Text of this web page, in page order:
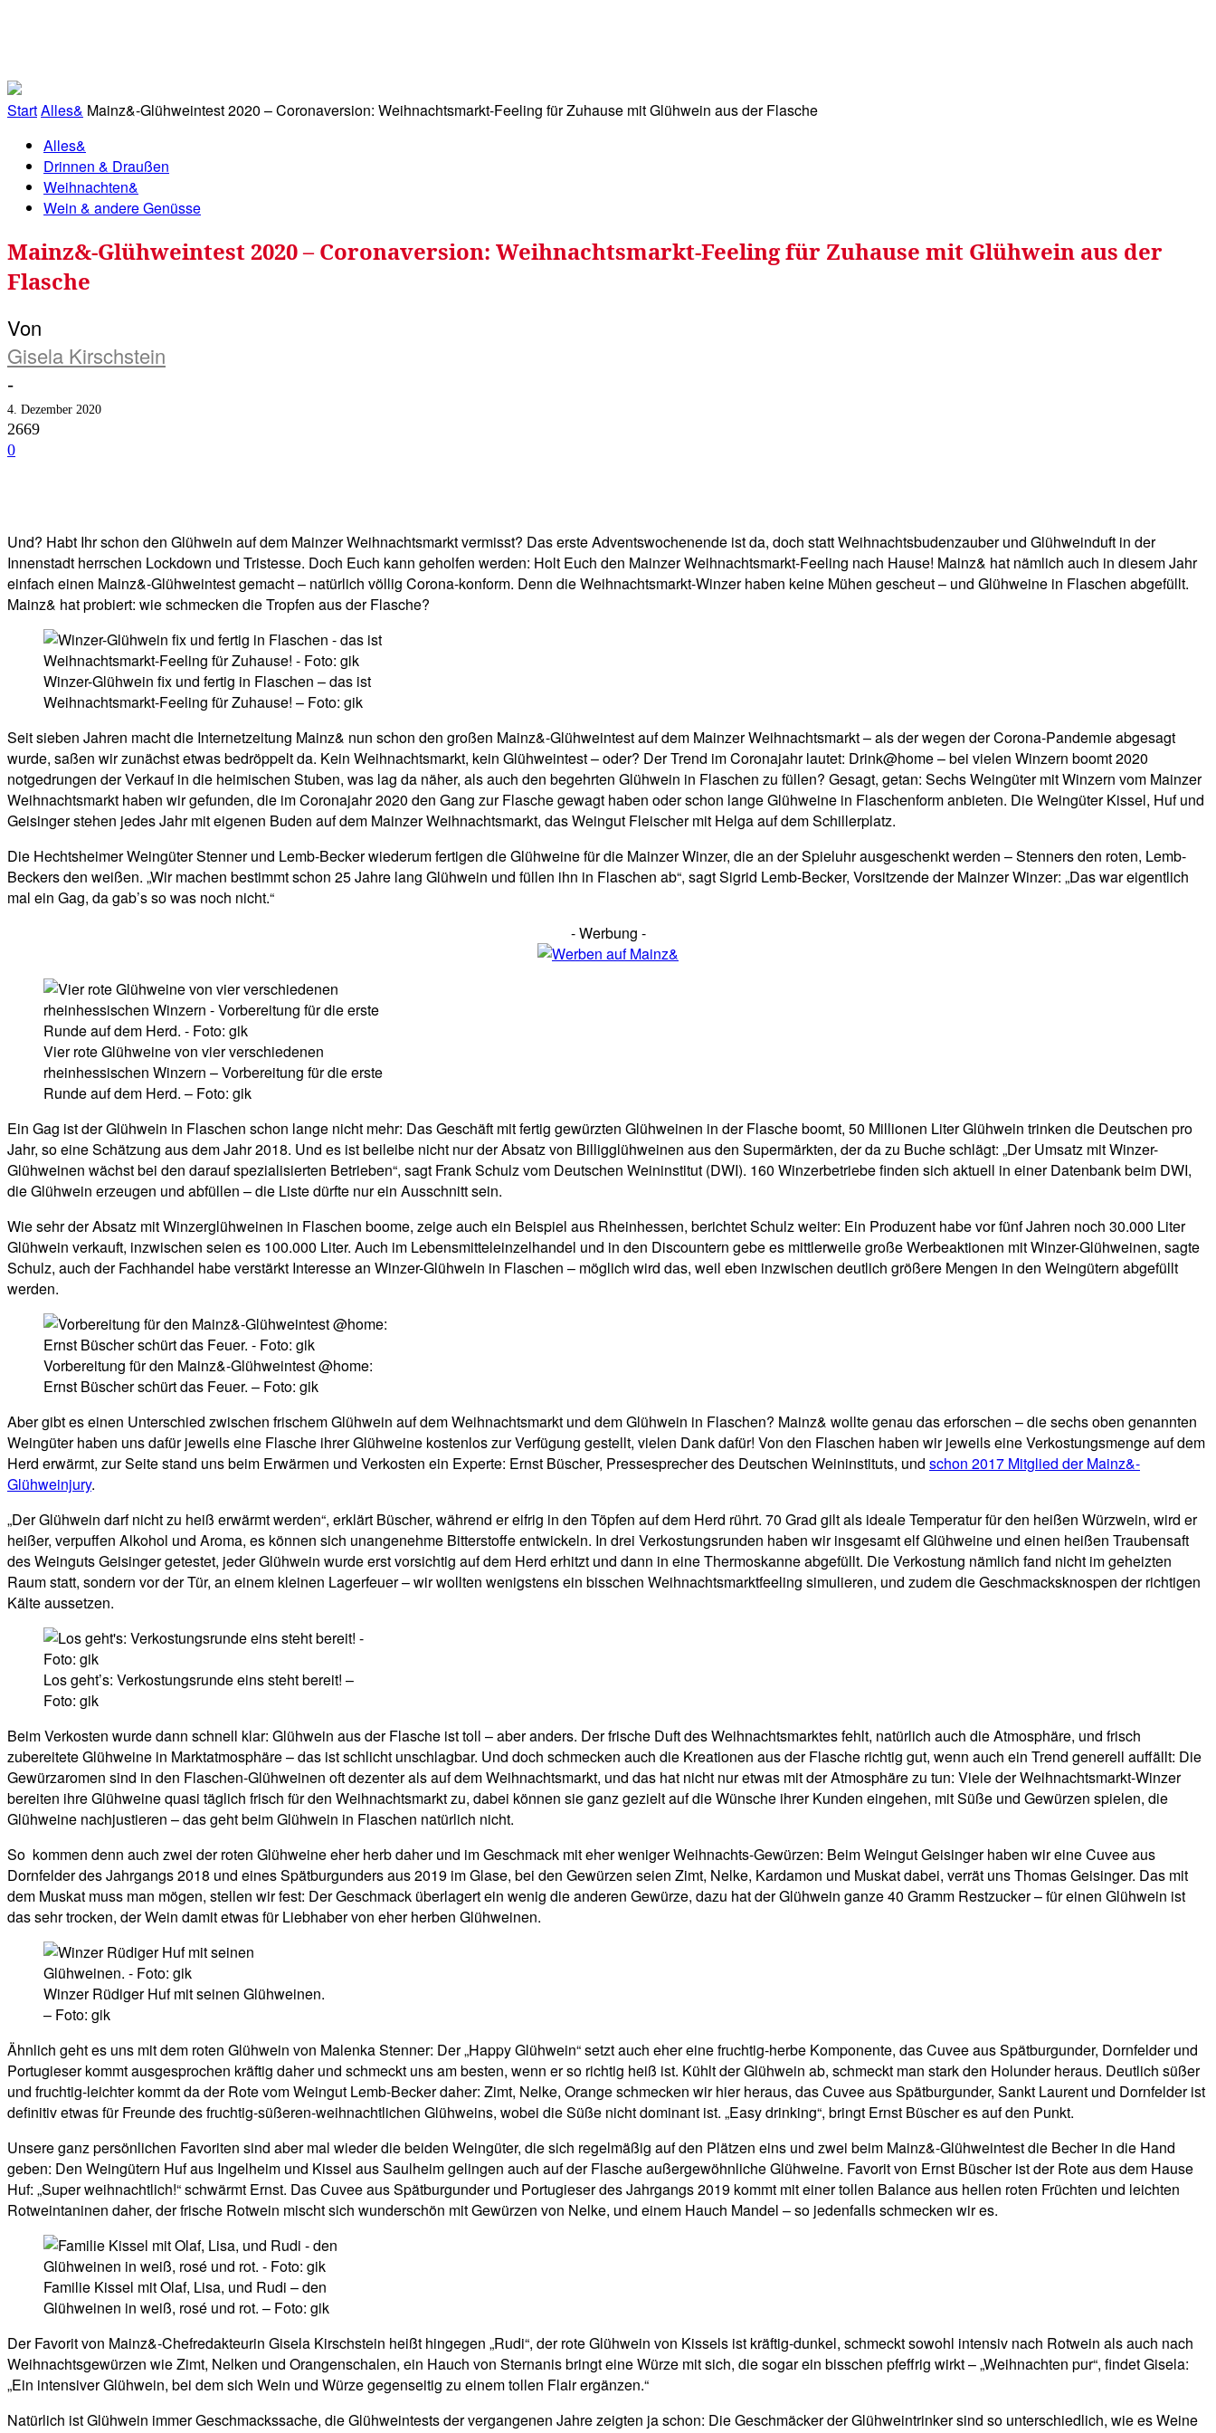
StartAlles& Mainz&-Glühweintest 2020 – Coronaversion: Weihnachtsmarkt-Feeling für Zuhause mit Glühwein aus der Flasche
Alles&
Drinnen & Draußen
Weihnachten&
Wein & andere Genüsse
Mainz&-Glühweintest 2020 – Coronaversion: Weihnachtsmarkt-Feeling für Zuhause mit Glühwein aus der
Flasche
Von
Gisela Kirschstein
-
4. Dezember 2020
2669
0
Und? Habt Ihr schon den Glühwein auf dem Mainzer Weihnachtsmarkt vermisst? Das erste Adventswochenende ist da, doch statt Weihnachtsbudenzauber und Glühweinduft in der
Innenstadt herrschen Lockdown und Tristesse. Doch Euch kann geholfen werden: Holt Euch den Mainzer Weihnachtsmarkt-Feeling nach Hause! Mainz& hat nämlich auch in diesem Jahr
einfach einen Mainz&-Glühweintest gemacht – natürlich völlig Corona-konform. Denn die Weihnachtsmarkt-Winzer haben keine Mühen gescheut – und Glühweine in Flaschen abgefüllt.
Mainz& hat probiert: wie schmecken die Tropfen aus der Flasche?
Winzer-Glühwein fix und fertig in Flaschen – das ist
Weihnachtsmarkt-Feeling für Zuhause! – Foto: gik
Seit sieben Jahren macht die Internetzeitung Mainz& nun schon den großen Mainz&-Glühweintest auf dem Mainzer Weihnachtsmarkt – als der wegen der Corona-Pandemie abgesagt
wurde, saßen wir zunächst etwas bedröppelt da. Kein Weihnachtsmarkt, kein Glühweintest – oder? Der Trend im Coronajahr lautet: Drink@home – bei vielen Winzern boomt 2020
notgedrungen der Verkauf in die heimischen Stuben, was lag da näher, als auch den begehrten Glühwein in Flaschen zu füllen? Gesagt, getan: Sechs Weingüter mit Winzern vom Mainzer
Weihnachtsmarkt haben wir gefunden, die im Coronajahr 2020 den Gang zur Flasche gewagt haben oder schon lange Glühweine in Flaschenform anbieten. Die Weingüter Kissel, Huf und
Geisinger stehen jedes Jahr mit eigenen Buden auf dem Mainzer Weihnachtsmarkt, das Weingut Fleischer mit Helga auf dem Schillerplatz.
Die Hechtsheimer Weingüter Stenner und Lemb-Becker wiederum fertigen die Glühweine für die Mainzer Winzer, die an der Spieluhr ausgeschenkt werden – Stenners den roten, Lemb-
Beckers den weißen. „Wir machen bestimmt schon 25 Jahre lang Glühwein und füllen ihn in Flaschen ab“, sagt Sigrid Lemb-Becker, Vorsitzende der Mainzer Winzer: „Das war eigentlich
mal ein Gag, da gab’s so was noch nicht.“
- Werbung -
Vier rote Glühweine von vier verschiedenen
rheinhessischen Winzern – Vorbereitung für die erste
Runde auf dem Herd. – Foto: gik
Ein Gag ist der Glühwein in Flaschen schon lange nicht mehr: Das Geschäft mit fertig gewürzten Glühweinen in der Flasche boomt, 50 Millionen Liter Glühwein trinken die Deutschen pro
Jahr, so eine Schätzung aus dem Jahr 2018. Und es ist beileibe nicht nur der Absatz von Billigglühweinen aus den Supermärkten, der da zu Buche schlägt: „Der Umsatz mit Winzer-
Glühweinen wächst bei den darauf spezialisierten Betrieben“, sagt Frank Schulz vom Deutschen Weininstitut (DWI). 160 Winzerbetriebe finden sich aktuell in einer Datenbank beim DWI,
die Glühwein erzeugen und abfüllen – die Liste dürfte nur ein Ausschnitt sein.
Wie sehr der Absatz mit Winzerglühweinen in Flaschen boome, zeige auch ein Beispiel aus Rheinhessen, berichtet Schulz weiter: Ein Produzent habe vor fünf Jahren noch 30.000 Liter
Glühwein verkauft, inzwischen seien es 100.000 Liter. Auch im Lebensmitteleinzelhandel und in den Discountern gebe es mittlerweile große Werbeaktionen mit Winzer-Glühweinen, sagte
Schulz, auch der Fachhandel habe verstärkt Interesse an Winzer-Glühwein in Flaschen – möglich wird das, weil eben inzwischen deutlich größere Mengen in den Weingütern abgefüllt
werden.
Vorbereitung für den Mainz&-Glühweintest @home:
Ernst Büscher schürt das Feuer. – Foto: gik
Aber gibt es einen Unterschied zwischen frischem Glühwein auf dem Weihnachtsmarkt und dem Glühwein in Flaschen? Mainz& wollte genau das erforschen – die sechs oben genannten
Weingüter haben uns dafür jeweils eine Flasche ihrer Glühweine kostenlos zur Verfügung gestellt, vielen Dank dafür! Von den Flaschen haben wir jeweils eine Verkostungsmenge auf dem
Herd erwärmt, zur Seite stand uns beim Erwärmen und Verkosten ein Experte: Ernst Büscher, Pressesprecher des Deutschen Weininstituts, und schon 2017 Mitglied der Mainz&-
Glühweinjury.
„Der Glühwein darf nicht zu heiß erwärmt werden“, erklärt Büscher, während er eifrig in den Töpfen auf dem Herd rührt. 70 Grad gilt als ideale Temperatur für den heißen Würzwein, wird er
heißer, verpuffen Alkohol und Aroma, es können sich unangenehme Bitterstoffe entwickeln. In drei Verkostungsrunden haben wir insgesamt elf Glühweine und einen heißen Traubensaft
des Weinguts Geisinger getestet, jeder Glühwein wurde erst vorsichtig auf dem Herd erhitzt und dann in eine Thermoskanne abgefüllt. Die Verkostung nämlich fand nicht im geheizten
Raum statt, sondern vor der Tür, an einem kleinen Lagerfeuer – wir wollten wenigstens ein bisschen Weihnachtsmarktfeeling simulieren, und zudem die Geschmacksknospen der richtigen
Kälte aussetzen.
Los geht’s: Verkostungsrunde eins steht bereit! –
Foto: gik
Beim Verkosten wurde dann schnell klar: Glühwein aus der Flasche ist toll – aber anders. Der frische Duft des Weihnachtsmarktes fehlt, natürlich auch die Atmosphäre, und frisch
zubereitete Glühweine in Marktatmosphäre – das ist schlicht unschlagbar. Und doch schmecken auch die Kreationen aus der Flasche richtig gut, wenn auch ein Trend generell auffällt: Die
Gewürzaromen sind in den Flaschen-Glühweinen oft dezenter als auf dem Weihnachtsmarkt, und das hat nicht nur etwas mit der Atmosphäre zu tun: Viele der Weihnachtsmarkt-Winzer
bereiten ihre Glühweine quasi täglich frisch für den Weihnachtsmarkt zu, dabei können sie ganz gezielt auf die Wünsche ihrer Kunden eingehen, mit Süße und Gewürzen spielen, die
Glühweine nachjustieren – das geht beim Glühwein in Flaschen natürlich nicht.
So kommen denn auch zwei der roten Glühweine eher herb daher und im Geschmack mit eher weniger Weihnachts-Gewürzen: Beim Weingut Geisinger haben wir eine Cuvee aus
Dornfelder des Jahrgangs 2018 und eines Spätburgunders aus 2019 im Glase, bei den Gewürzen seien Zimt, Nelke, Kardamon und Muskat dabei, verrät uns Thomas Geisinger. Das mit
dem Muskat muss man mögen, stellen wir fest: Der Geschmack überlagert ein wenig die anderen Gewürze, dazu hat der Glühwein ganze 40 Gramm Restzucker – für einen Glühwein ist
das sehr trocken, der Wein damit etwas für Liebhaber von eher herben Glühweinen.
Winzer Rüdiger Huf mit seinen Glühweinen.
– Foto: gik
Ähnlich geht es uns mit dem roten Glühwein von Malenka Stenner: Der „Happy Glühwein“ setzt auch eher eine fruchtig-herbe Komponente, das Cuvee aus Spätburgunder, Dornfelder und
Portugieser kommt ausgesprochen kräftig daher und schmeckt uns am besten, wenn er so richtig heiß ist. Kühlt der Glühwein ab, schmeckt man stark den Holunder heraus. Deutlich süßer
und fruchtig-leichter kommt da der Rote vom Weingut Lemb-Becker daher: Zimt, Nelke, Orange schmecken wir hier heraus, das Cuvee aus Spätburgunder, Sankt Laurent und Dornfelder ist
definitiv etwas für Freunde des fruchtig-süßeren-weihnachtlichen Glühweins, wobei die Süße nicht dominant ist. „Easy drinking“, bringt Ernst Büscher es auf den Punkt.
Unsere ganz persönlichen Favoriten sind aber mal wieder die beiden Weingüter, die sich regelmäßig auf den Plätzen eins und zwei beim Mainz&-Glühweintest die Becher in die Hand
geben: Den Weingütern Huf aus Ingelheim und Kissel aus Saulheim gelingen auch auf der Flasche außergewöhnliche Glühweine. Favorit von Ernst Büscher ist der Rote aus dem Hause
Huf: „Super weihnachtlich!“ schwärmt Ernst. Das Cuvee aus Spätburgunder und Portugieser des Jahrgangs 2019 kommt mit einer tollen Balance aus hellen roten Früchten und leichten
Rotweintaninen daher, der frische Rotwein mischt sich wunderschön mit Gewürzen von Nelke, und einem Hauch Mandel – so jedenfalls schmecken wir es.
Familie Kissel mit Olaf, Lisa, und Rudi – den
Glühweinen in weiß, rosé und rot. – Foto: gik
Der Favorit von Mainz&-Chefredakteurin Gisela Kirschstein heißt hingegen „Rudi“, der rote Glühwein von Kissels ist kräftig-dunkel, schmeckt sowohl intensiv nach Rotwein als auch nach
Weihnachtsgewürzen wie Zimt, Nelken und Orangenschalen, ein Hauch von Sternanis bringt eine Würze mit sich, die sogar ein bisschen pfeffrig wirkt – „Weihnachten pur“, findet Gisela:
„Ein intensiver Glühwein, bei dem sich Wein und Würze gegenseitig zu einem tollen Flair ergänzen.“
Natürlich ist Glühwein immer Geschmackssache, die Glühweintests der vergangenen Jahre zeigten ja schon: Die Geschmäcker der Glühweintrinker sind so unterschiedlich, wie es Weine